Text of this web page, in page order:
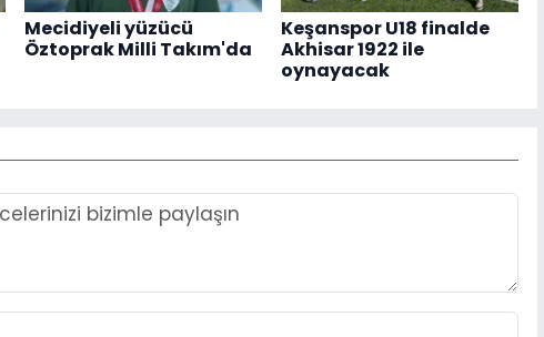
Mecidiyeli yüzücü
Öztoprak Milli Takım'da
Keşanspor U18 finalde
Akhisar 1922 ile
oynayacak